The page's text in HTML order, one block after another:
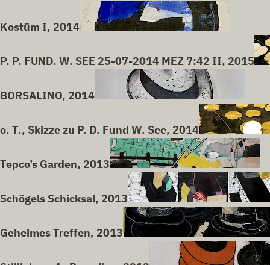
Kostüm I, 2014
P. P. FUND. W. SEE 25-07-2014 MEZ 7:42 II, 2015
BORSALINO, 2014
o. T., Skizze zu P. D. Fund W. See, 2014
Tepco’s Garden, 2013
Schögels Schicksal, 2013
Geheimes Treffen, 2013